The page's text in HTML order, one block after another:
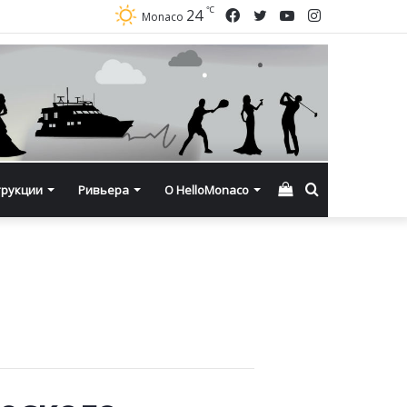
Instagram
YouTube
Twitter
Facebook
Monaco 24 ℃
Ривьера О HelloMonaco Смотреть